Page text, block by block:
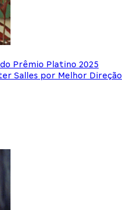
Prêmio Platino 2025
Salles por Melhor Direção